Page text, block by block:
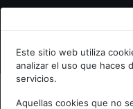
Bienvenid@ a
Escribe tu Email
Este sitio web utiliza
analizar el uso que haces
servicios.
Aquellas cookies que no